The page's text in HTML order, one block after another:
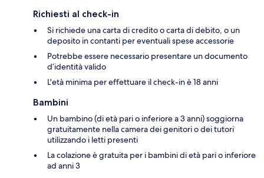
Richiesti al check-in
Si richiede una carta di credito o carta di debito, o un
deposito in contanti per eventuali spese accessorie
Potrebbe essere necessario presentare un documento
d’identità valido
L'età minima per effettuare il check-in è 18 anni
Bambini
Un bambino (di età pari o inferiore a 3 anni) soggiorna
gratuitamente nella camera dei genitori o dei tutori
utilizzando i letti presenti
La colazione è gratuita per i bambini di età pari o inferiore
ad anni 3